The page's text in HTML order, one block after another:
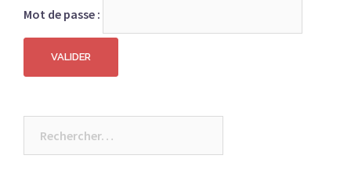
Mot de passe :